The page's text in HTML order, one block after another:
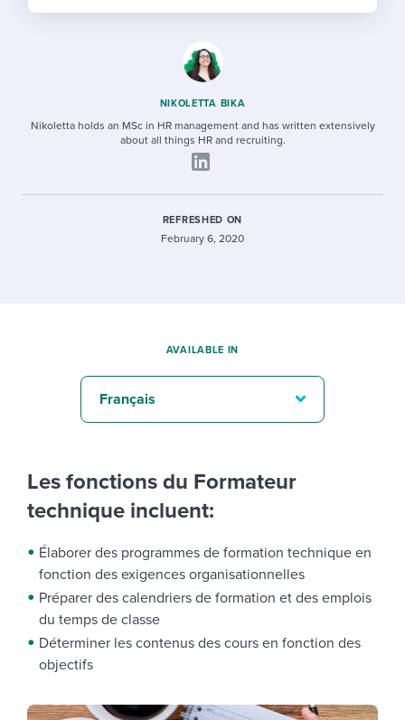
NIKOLETTA BIKA
Nikoletta holds an MSc in HR management and has written extensively
about all things HR and recruiting.
REFRESHED ON
February 6, 2020
Les fonctions du Formateur
technique incluent:
Élaborer des programmes de formation technique en
fonction des exigences organisationnelles
Préparer des calendriers de formation et des emplois
du temps de classe
Déterminer les contenus des cours en fonction des
objectifs
AVAILABLE IN
Français